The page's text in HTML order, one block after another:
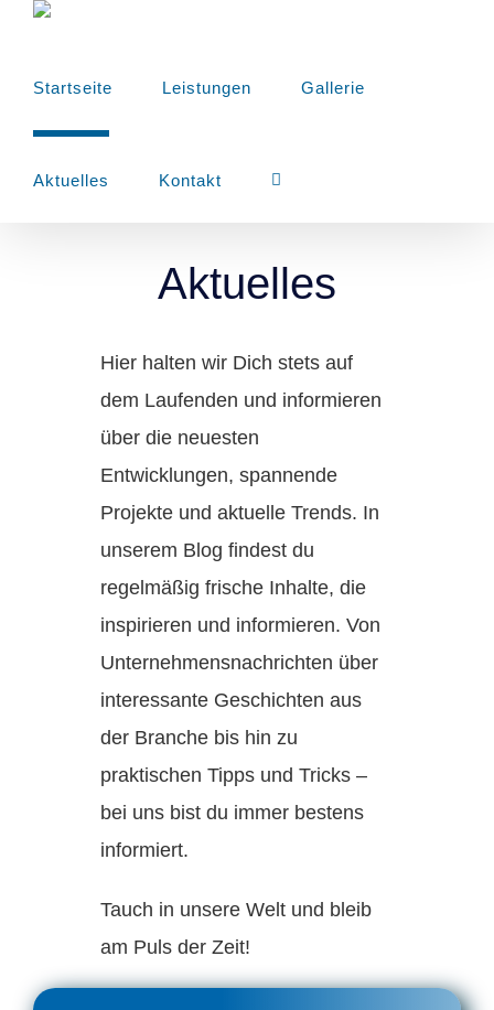
Zum
springen
Startseite Leistungen Gallerie
Aktuelles Kontakt
Aktuelles
Hier halten wir Dich stets auf
dem Laufenden und informieren
über die neuesten
Entwicklungen, spannende
Projekte und aktuelle Trends. In
unserem Blog findest du
regelmäßig frische Inhalte, die
inspirieren und informieren. Von
Unternehmensnachrichten über
interessante Geschichten aus
der Branche bis hin zu
praktischen Tipps und Tricks –
bei uns bist du immer bestens
informiert.
Tauch in unsere Welt und bleib
am Puls der Zeit!